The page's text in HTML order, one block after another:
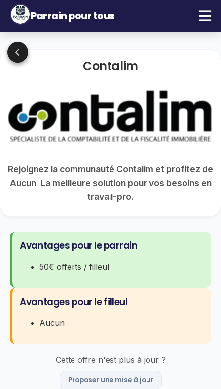
Parrain pour tous
Contalim
Rejoignez la communauté Contalim et profitez de
Aucun. La meilleure solution pour vos besoins en
travail-pro.
Avantages pour le parrain
50€ offerts / filleul
Avantages pour le filleul
Aucun
Cette offre n'est plus à jour ?
Proposer une mise à jour